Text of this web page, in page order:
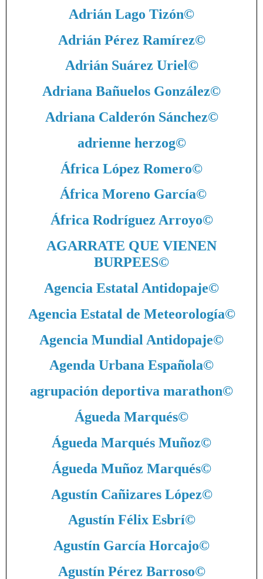
Adrián Lago Tizón©
Adrián Pérez Ramírez©
Adrián Suárez Uriel©
Adriana Bañuelos González©
Adriana Calderón Sánchez©
adrienne herzog©
África López Romero©
África Moreno García©
África Rodríguez Arroyo©
AGARRATE QUE VIENEN
BURPEES©
Agencia Estatal Antidopaje©
Agencia Estatal de Meteorología©
Agencia Mundial Antidopaje©
Agenda Urbana Española©
agrupación deportiva marathon©
Águeda Marqués©
Águeda Marqués Muñoz©
Águeda Muñoz Marqués©
Agustín Cañizares López©
Agustín Félix Esbrí©
Agustín García Horcajo©
Agustín Pérez Barroso©